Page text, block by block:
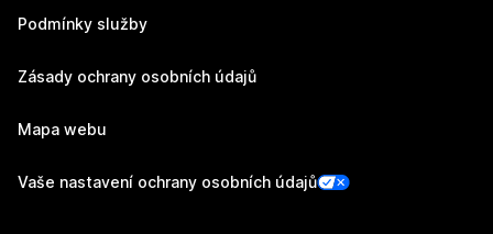
Podmínky služby
Zásady ochrany osobních údajů
Mapa webu
Vaše nastavení ochrany osobních údajů